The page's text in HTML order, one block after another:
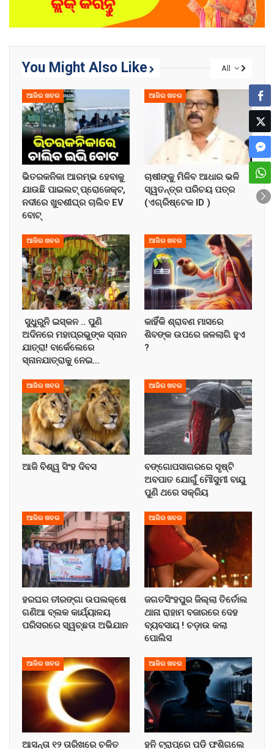
All
You Might Also Like
ଆଜିର ଖବର
ଭିତରକନିକା ଆରମ୍ଭ ହେବାକୁ
ଯାଉଛି ପାଇଲଟ୍ ପ୍ରୋଜେକ୍ଟ,
ନଦୀରେ ଖୁବଶୀଘ୍ର ଚାଲିବ EV
ବୋଟ୍
ଆଜିର ଖବର
ଚାଷୀଙ୍କୁ ମିଳିବ ଆଧାର ଭଳି
ସ୍ୱତନ୍ତ୍ର ପରିଚୟ ପତ୍ର
(ଏଗ୍ରିଷ୍ଟେକ ID )
ଆଜିର ଖବର
ସୁଧୁରୁନି ଇସ୍କନ .. ପୁଣି
ଅଦିନରେ ମହାପ୍ରଭୁଙ୍କ ସ୍ନାନ
ଯାତ୍ରା! ବାର୍କେଲେରେ
ସ୍ନାନଯାତ୍ରାକୁ ନେଇ…
ଆଜିର ଖବର
କାହିଁକି ଶ୍ରାବଣ ମାସରେ
ଶିବଙ୍କ ଉପରେ ଜଳଲାଗି ହୁଏ
?
ଆଜିର ଖବର
ଆଜି ବିଶ୍ୱ ସିଂହ ଦିବସ
ଆଜିର ଖବର
ବଙ୍ଗୋପସାଗରରେ ସୃଷ୍ଟି
ଅବପାତ ଯୋଗୁଁ ମୌସୁମୀ ବାୟୁ
ପୁଣି ଥରେ ସକ୍ରିୟ
ଆଜିର ଖବର
ହରଘର ତୀରଙ୍ଗା ଉପଲକ୍ଷେ
ଗଣିଆ ବ୍ଲକ କାର୍ଯ୍ୟାଳୟ
ପରିସରରେ ସ୍ୱଚ୍ଛତା ଅଭିଯାନ
ଆଜିର ଖବର
ଜଗତସିଂହପୁର ଜିଲ୍ଲା ତିର୍ତୋଲ
ଥାନା ରାହାମ ବଜାରରେ ଦେହ
ବ୍ୟବସାୟ ! ଚଡ଼ାଉ କଲା
ପୋଲିସ
ଆଜିର ଖବର
ଆସନ୍ତା ୧୨ ତାରିଖରେ ଚଳିତ
ଆଜିର ଖବର
ହନି ଟ୍ରାପ୍‌ରେ ପଡି ଫଶିଗଲେ